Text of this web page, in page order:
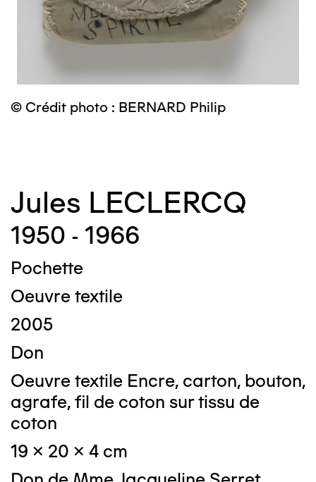
© Crédit photo : BERNARD Philip
Jules LECLERCQ
1950 - 1966
Pochette
Oeuvre textile
2005
Don
Oeuvre textile Encre, carton, bouton,
agrafe, fil de coton sur tissu de
coton
19 x 20 x 4 cm